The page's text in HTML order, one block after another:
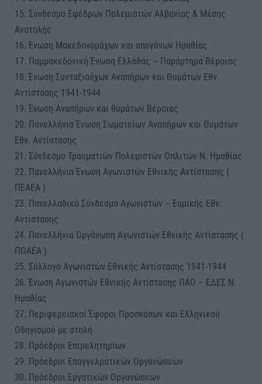
15. Σύνδεσμο Εφέδρων Πολεμιστών Αλβανίας & Μέσης
Ανατολής
16. Ένωση Μακεδονομάχων και απογόνων Ημαθίας
17. Παμμακεδονική Ένωση Ελλάδας – Παράρτημα Βέροιας
18. Ένωση Συνταξιούχων Αναπήρων και Θυμάτων Εθν.
Αντίστασης 1941-1944
19. Ένωση Αναπήρων και θυμάτων Βέροιας
20. Πανελλήνια Ένωση Σωματείων Αναπήρων και Θυμάτων
Εθν. Αντίστασης
21. Σύνδεσμο Τραυματιών Πολεμιστών Οπλιτών Ν. Ημαθίας
22. Πανελλήνια Ένωση Αγωνιστών Εθνικής Αντίστασης (
ΠΕΑΕΑ )
23. Πανελλαδικό Σύνδεσμο Αγωνιστών – Εαμικής Εθν.
Αντίστασης
24. Πανελλήνια Οργάνωση Αγωνιστών Εθνικής Αντίστασης (
ΠΟΑΕΑ )
25. Σύλλογο Αγωνιστών Εθνικής Αντίστασης 1941-1944
26. Ένωση Αγωνιστών Εθνικής Αντίστασης ΠΑΟ – ΕΔΕΣ Ν.
Ημαθίας
27. Περιφερειακοί Έφοροι Προσκόπων και Ελληνικού
Οδηγισμού με στολή
28. Πρόεδροι Επιμελητηρίων
29. Πρόεδροι Επαγγελματικών Οργανώσεων
30. Πρόεδροι Εργατικών Οργανώσεων